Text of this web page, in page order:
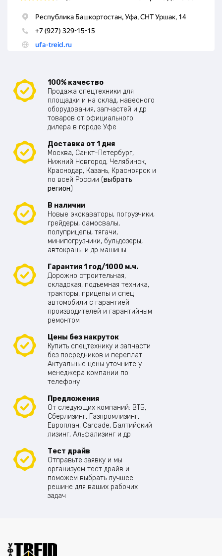
100% качество
Продажа спецтехники для
площадки и на склад, навесного
оборудования, запчастей и др
товаров от официального
дилера в городе Уфе
Доставка от 1 дня
Москва, Санкт-Петербург,
Нижний Новгород, Челябинск,
Краснодар, Казань, Красноярск и
по всей России (выбрать
регион)
В наличии
Новые экскаваторы, погрузчики,
грейдеры, самосвалы,
полуприцепы, тягачи,
минипогрузчики, бульдозеры,
автокраны и др машины
Гарантия 1 год/1000 м.ч.
Дорожно строительная,
складская, подъемная техника,
тракторы, прицепы и спец
автомобили с гарантией
производителей и гарантийным
ремонтом
Цены без накруток
Купить спецтехнику и запчасти
без посредников и переплат.
Актуальные цены уточните у
менеджера компании по
телефону
Предложения
От следующих компаний: ВТБ,
Сберлизинг, Газпромлизинг,
Европлан, Carcade, Балтийский
лизинг, Альфализинг и др
Тест драйв
Отправьте заявку и мы
организуем тест драйв и
поможем выбрать лучшее
решине для ваших рабочих
задач